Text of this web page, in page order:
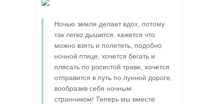
Ночью земля делает вдох, потому
так легко дышится, кажется что
можно взять и полететь, подобно
ночной птице, хочется бегать и
плясать по росистой траве, хочется
отправится в путь по лунной дороге,
вообразив себя ночным
странником! Теперь мы вместе